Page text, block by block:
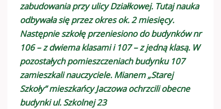
zabudowania przy ulicy Działkowej. Tutaj nauka
odbywała się przez okres ok. 2 miesięcy.
Następnie szkołę przeniesiono do budynków nr
106 – z dwiema klasami i 107 – z jedną klasą. W
pozostałych pomieszczeniach budynku 107
zamieszkali nauczyciele. Mianem „Starej
Szkoły” mieszkańcy Jaczowa ochrzcili obecne
budynki ul. Szkolnej 23